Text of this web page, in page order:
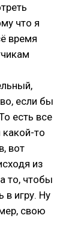
что я
время
если бы
есть все
какой-то
вот
из
то, чтобы
в игру. Ну
свою